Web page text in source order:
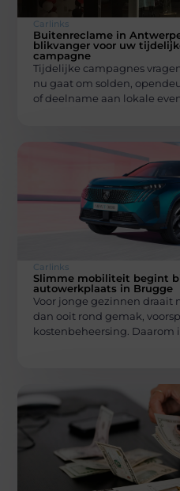
Carlinks
Buitenreclame in
blikvanger voor uw
campagne
Tijdelijke campagnes
nu gaat om solden,
of deelname aan lokale
Carlinks
Slimme mobiliteit begint
autowerkplaats in Brugge
Voor jonge gezinnen
dan ooit rond gemak,
kostenbeheersing. Daarom